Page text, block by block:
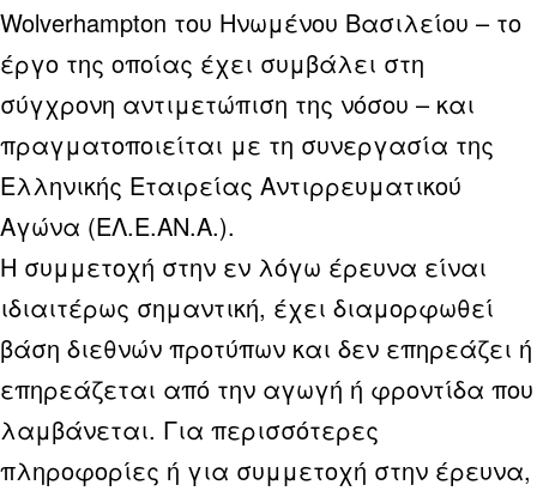
Wolverhampton του Ηνωμένου Βασιλείου – το
έργο της οποίας έχει συμβάλει στη
σύγχρονη αντιμετώπιση της νόσου – και
πραγματοποιείται με τη συνεργασία της
Ελληνικής Εταιρείας Αντιρρευματικού
Αγώνα (ΕΛ.Ε.ΑΝ.Α.).
Η συμμετοχή στην εν λόγω έρευνα είναι
ιδιαιτέρως σημαντική, έχει διαμορφωθεί
βάση διεθνών προτύπων και δεν επηρεάζει ή
επηρεάζεται από την αγωγή ή φροντίδα που
λαμβάνεται. Για περισσότερες
πληροφορίες ή για συμμετοχή στην έρευνα,